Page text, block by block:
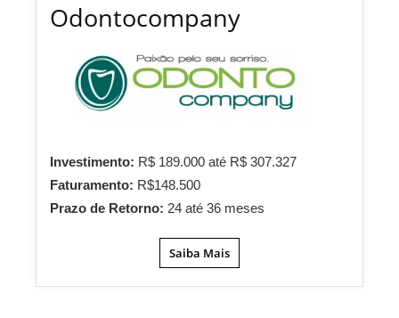
Odontocompany
Investimento: R$ 189.000 até R$ 307.327
Faturamento: R$148.500
Prazo de Retorno: 24 até 36 meses
Saiba Mais